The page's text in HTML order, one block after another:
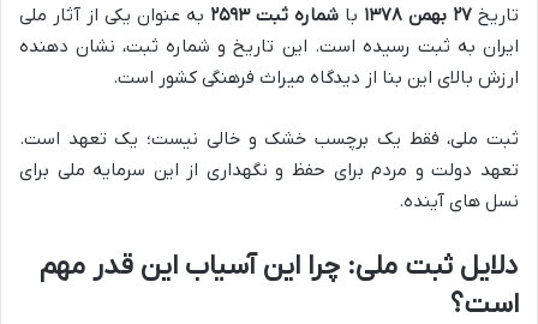
تاریخ ۲۷ بهمن ۱۳۷۸ با شماره ثبت ۲۵۹۳
به عنوان یکی از آثار ملی
ایران به ثبت رسیده است. این تاریخ و شماره ثبت، نشان دهنده
ارزش بالای این بنا از دیدگاه میراث فرهنگی کشور است.
ثبت ملی، فقط یک برچسب خشک و خالی نیست؛ یک تعهد است.
تعهد دولت و مردم برای حفظ و نگهداری از این سرمایه ملی برای
نسل های آینده.
دلایل ثبت ملی: چرا این آسیاب این قدر مهم
است؟